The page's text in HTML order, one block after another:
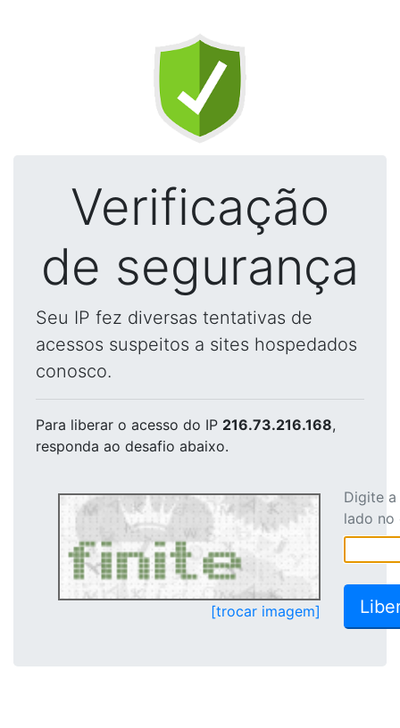
Verificação
de segurança
Seu IP fez diversas tentativas de
acessos suspeitos a sites hospedados
conosco.
Para liberar o acesso do IP 216.73.216.168,
responda ao desafio abaixo.
[trocar imagem]
Digite
lado no